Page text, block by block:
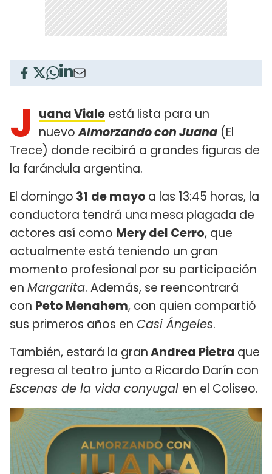
J uana Viale está lista para un
nuevoAlmorzando con Juana (El
Trece) donde recibirá a grandes figuras de
la farándula argentina.
El domingo 31 de mayo a las 13:45 horas, la
conductora tendrá una mesa plagada de
actores así como Mery del Cerro, que
actualmente está teniendo un gran
momento profesional por su participación
en Margarita. Además, se reencontrará
con Peto Menahem, con quien compartió
sus primeros años en Casi Ángeles.
También, estará la granAndrea Pietra que
regresa al teatro junto a Ricardo Darín con
Escenas de la vida conyugal en el Coliseo.